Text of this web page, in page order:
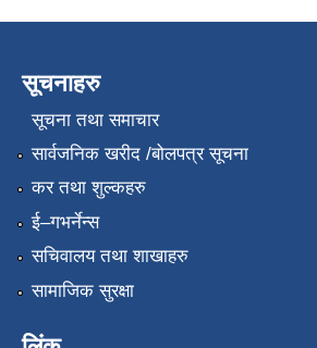
सूचनाहरु
सूचना तथा समाचार
सार्वजनिक खरीद /बोलपत्र सूचना
कर तथा शुल्कहरु
ई–गभर्नेन्स
सचिवालय तथा शाखाहरु
सामाजिक सुरक्षा